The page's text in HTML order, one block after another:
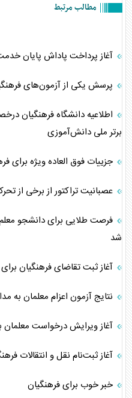
مطالب مرتبط
آغاز پرداخت پاداش پایان
پرسش یکی از آزمون‌های
اطلاعیه دانشگاه فرهنگیان
برتر ملی دانش‌آموزی
جزییات فوق العاده ویژه برای
عصبانیت تراکتور از برخی از
فرصت طلایی برای دانشجو
شد
آغاز ثبت تقاضای فرهنگیان
نتایج آزمون اعزام معلمان به
آغاز ویرایش درخواست معلمان
آغاز ثبت‌نام نقل و انتقالات
خبر خوب برای فرهنگیان